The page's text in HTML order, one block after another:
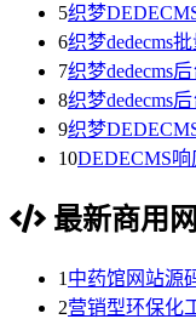
5织梦
6织梦dedecms
7织梦dedecms
8织梦dedecms
9织梦
10DEDECMS
最新商用
1 中药馆网站源
2营销型环保化